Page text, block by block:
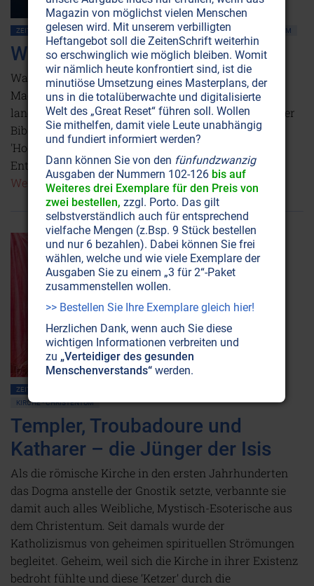
ZEITENSCHRIFT NR. 50 GNOSIS JESUS CHRISTUS KIRCHE • CHRISTENTUM
Weder Göttin noch Sünderin
Was haben die schwarzen Madonnen mit Maria
Magdalena zu tun? Weshalb wird sie fast immer mit
langen roten Haaren dargestellt? Warum gibt es in der
Bibel so viele Marien? Und wer heiratete bei der
'Hochzeit zu Kana'? Lesen Sie hier die erstaunlichen
Entschlüsselungen jahrhundertealter Mythen.
Weiterlesen...
ZEITENSCHRIFT NR. 29
KIRCHE • CHRISTENTUM
Templer, Troubadoure und
Katharer – die Jünger der Isis
Als die römische Kirche in den ersten Jahrhunderten
das Dogma anstelle der Gnostik setzte, verbannte sie
damit auch alles Weibliche, Mystisch-Esoterische aus
dem Christentum. Seit damals wurde der
Katholizismus von geheimen spirituellen Strömungen
begleitet. Geheim, weil sich die Kirche in ihrer Existenz
bedroht fühlte und diese ‘Ketzer’ durch die
Magazin von möglichst vielen Menschen
gelesen wird. Mit unserem verbilligten
Heftangebot soll die ZeitenSchrift weiterhin
so erschwinglich wie möglich bleiben. Womit
wir nämlich heute konfrontiert sind, ist die
minutiöse Umsetzung eines Masterplans, der
uns in die totalüberwachte und digitalisierte
Welt des „Great Reset“ führen soll. Wollen
Sie mithelfen, damit viele Leute unabhängig
und fundiert informiert werden?
Dann können Sie von den fünfundzwanzig
Ausgaben der Nummern 102-126 bis auf
Weiteres drei Exemplare für den Preis von
zwei bestellen, zzgl. Porto. Das gilt
selbstverständlich auch für entsprechend
vielfache Mengen (z.Bsp. 9 Stück bestellen
und nur 6 bezahlen). Dabei können Sie frei
wählen, welche und wie viele Exemplare der
Ausgaben Sie zu einem „3 für 2“-Paket
zusammenstellen wollen.
>> Bestellen Sie Ihre Exemplare gleich hier!
Herzlichen Dank, wenn auch Sie diese
wichtigen Informationen verbreiten und
zu „Verteidiger des gesunden
Menschenverstands“ werden.